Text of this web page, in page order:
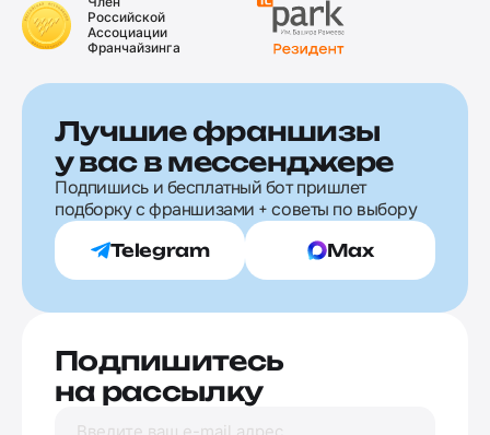
Российской
Ассоциации
Франчайзинга
Лучшие франшизы
у вас в мессенджере
Подпишись и бесплатный бот пришлет
подборку с франшизами + советы по выбору
Telegram Max
Подпишитесь
на рассылку